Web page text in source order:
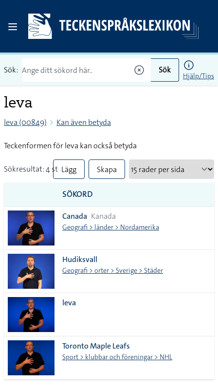
Sök: Sök
Hjälp/Tips
leva
leva (00849) Kan även betyda
Teckenformen för leva kan också betyda
Sökresultat: 4 st Lägg
till
alla i
lista
Skapa
SÖKORD
Canada Kanada
Geografi > länder > Nordamerika
Hudiksvall
Geografi > orter > Sverige > Städer
leva
Toronto Maple Leafs
Sport > klubbar och föreningar > NHL